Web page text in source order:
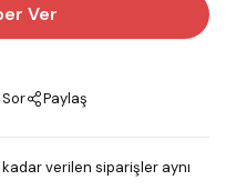
Ver
Paylaş
verilen siparişler aynı